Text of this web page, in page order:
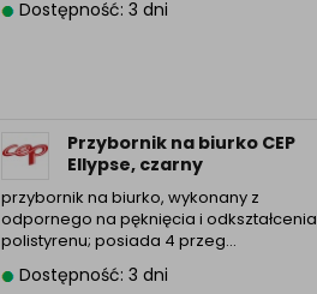
Dostępność: 3 dni
Przybornik na biurko CEP
Ellypse, czarny
przybornik na biurko, wykonany z
odpornego na pęknięcia i odkształcenia
polistyrenu; posiada 4 przeg...
Dostępność: 3 dni